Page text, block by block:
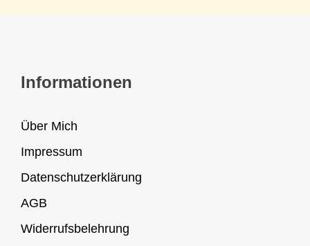
Informationen
Über Mich
Impressum
Datenschutzerklärung
AGB
Widerrufsbelehrung